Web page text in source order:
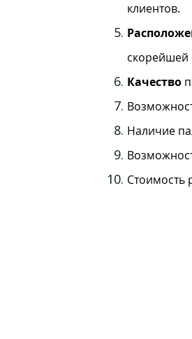
клиентов.
скорейшей
Качество
Наличие
Стоимость